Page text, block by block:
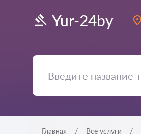
Yur-24by
Главная Все услуги